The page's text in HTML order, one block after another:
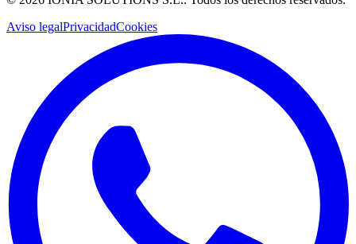
Aviso legalPrivacidadCookies